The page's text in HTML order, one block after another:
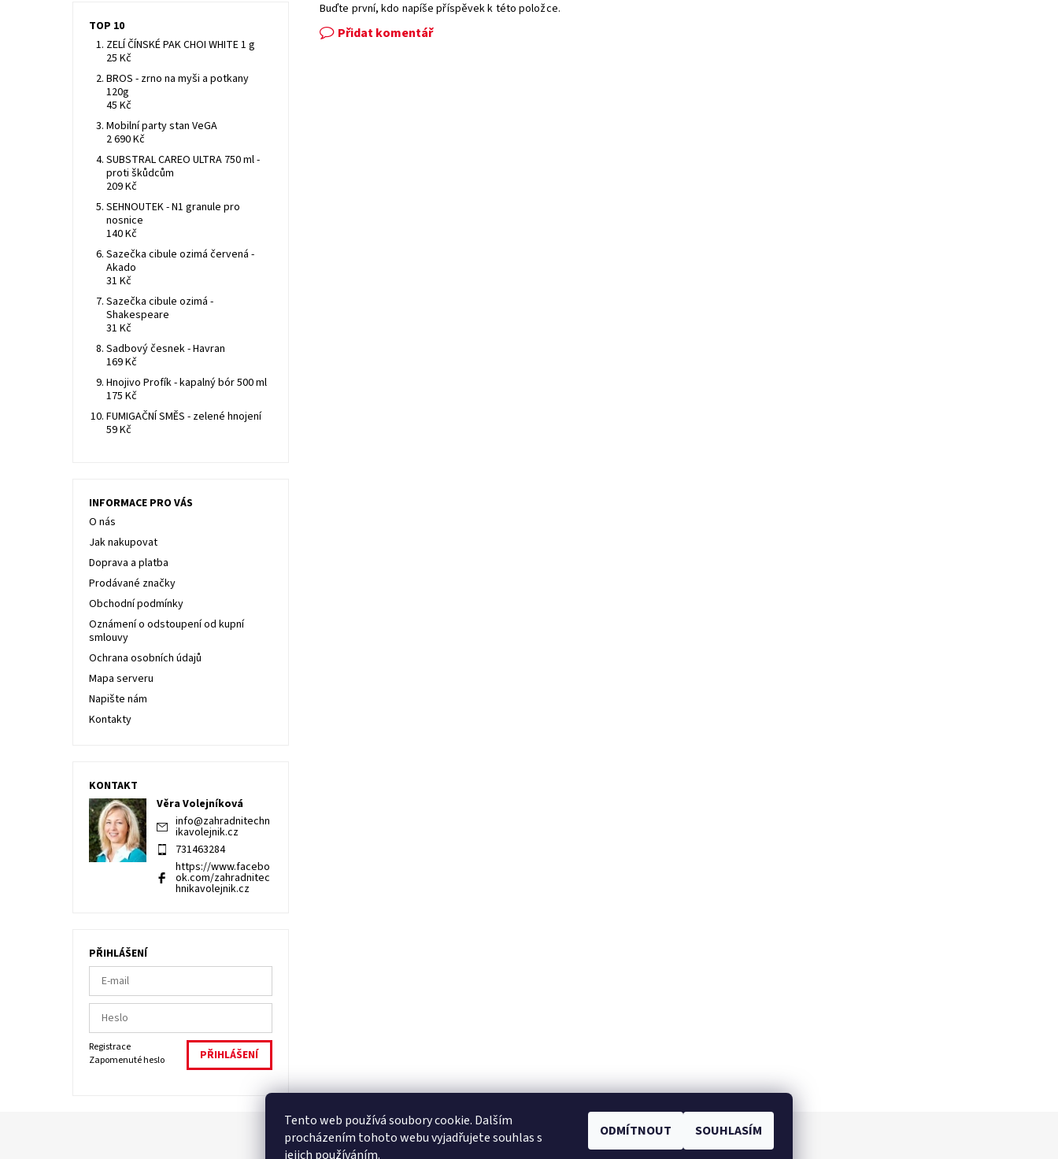
Buďte první, kdo napíše příspěvek k této položce.
Přidat komentář
TOP 10
ZELÍ ČÍNSKÉ PAK CHOI WHITE 1 g
25 Kč
BROS - zrno na myši a potkany
120g
45 Kč
Mobilní party stan VeGA
2 690 Kč
SUBSTRAL CAREO ULTRA 750 ml -
proti škůdcům
209 Kč
SEHNOUTEK - N1 granule pro
nosnice
140 Kč
Sazečka cibule ozimá červená -
Akado
31 Kč
Sazečka cibule ozimá -
Shakespeare
31 Kč
Sadbový česnek - Havran
169 Kč
Hnojivo Profík - kapalný bór 500 ml
175 Kč
FUMIGAČNÍ SMĚS - zelené hnojení
59 Kč
INFORMACE PRO VÁS
O nás
Jak nakupovat
Doprava a platba
Prodávané značky
Obchodní podmínky
Oznámení o odstoupení od kupní
smlouvy
Ochrana osobních údajů
Mapa serveru
Napište nám
Kontakty
KONTAKT
Věra Volejníková
info@zahradnitechn
ikavolejnik.cz
731463284
https://www.facebo
ok.com/zahradnitec
hnikavolejnik.cz
PŘIHLÁŠENÍ
Registrace
Zapomenuté heslo
Facebook | Heureka.cz Zboží.cz
Tento web používá soubory cookie. Dalším
procházením tohoto webu vyjadřujete souhlas s
jejich používáním.
ODMÍTNOUT SOUHLASÍM